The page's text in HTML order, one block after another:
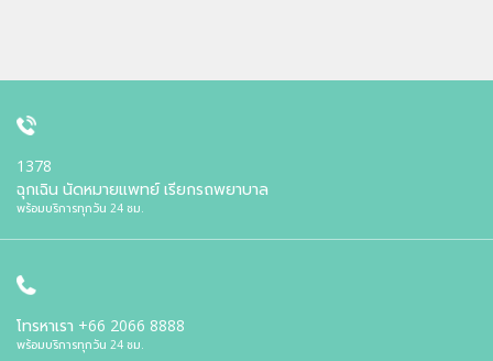
1378
ฉุกเฉิน นัดหมายแพทย์ เรียกรถพยาบาล
พร้อมบริการทุกวัน 24 ชม.
โทรหาเรา +66 2066 8888
พร้อมบริการทุกวัน 24 ชม.